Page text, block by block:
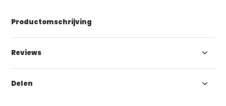
Productomschrijving
Reviews
Delen